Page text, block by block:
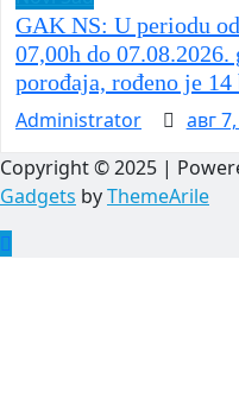
GAK NS: U periodu
07,00h do
porođaja, rođeno je 14
Administrator
авг
Copyright © 2025 |
Gadgets byThemeArile